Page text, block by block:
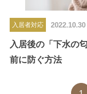
入居者対応 2022.10.30
入居後の「下水の
前に防ぐ方法